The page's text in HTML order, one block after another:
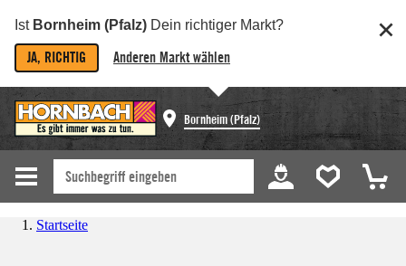
Ist Bornheim (Pfalz) Dein richtiger Markt?
JA, RICHTIG Anderen Markt wählen
Bornheim (Pfalz)
Startseite